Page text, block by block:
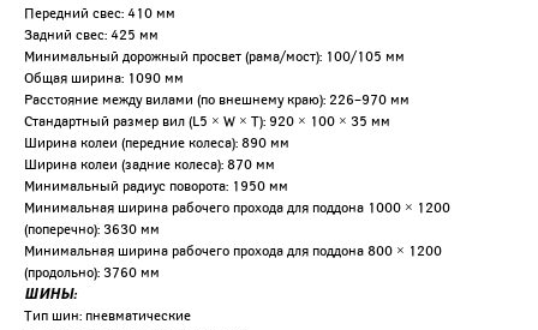
Передний свес: 410 мм
Задний свес: 425 мм
Минимальный дорожный просвет (рама/мост): 100/105 мм
Общая ширина: 1090 мм
Расстояние между вилами (по внешнему краю): 226–970 мм
Стандартный размер вил (L5 × W × T): 920 × 100 × 35 мм
Ширина колеи (передние колеса): 890 мм
Ширина колеи (задние колеса): 870 мм
Минимальный радиус поворота: 1950 мм
Минимальная ширина рабочего прохода для поддона 1000 × 1200
(поперечно): 3630 мм
Минимальная ширина рабочего прохода для поддона 800 × 1200
(продольно): 3760 мм
ШИНЫ:
Тип шин: пневматические